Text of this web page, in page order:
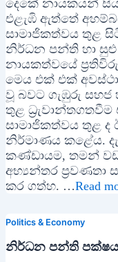
දෙකේ නායකයන්
එළැඹි ඇත්තේ
සාමාජිකත්වය තුළ
නිර්ධන පන්ති හා සුළු
නායකත්වයේ
මෙය එක් එක්
වූ බවට ගැඹුරු
තුළ
සාමාජිකත්වය තුළ ද
නිර්මාණය කළේය.
කණ්ඩායම, තමන්
අභ්‍යන්තර
කර ගත්හ. …Read
Politics & Economy
නිර්ධන පන්ති